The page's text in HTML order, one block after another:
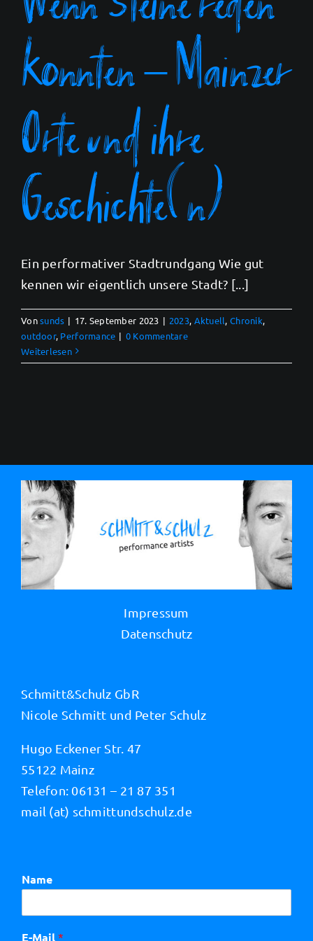
könnten – Mainzer
Orte und ihre
Geschichte(n)
Ein performativer Stadtrundgang Wie gut
kennen wir eigentlich unsere Stadt? [...]
Vonsunds | 17. September 2023 | 2023, Aktuell, Chronik,
outdoor, Performance | 0 Kommentare
Weiterlesen
Impressum
Datenschutz
Schmitt&Schulz GbR
Nicole Schmitt und Peter Schulz
Hugo Eckener Str. 47
55122 Mainz
Telefon: 06131 – 21 87 351
mail (at) schmittundschulz.de
Name
E-Mail *